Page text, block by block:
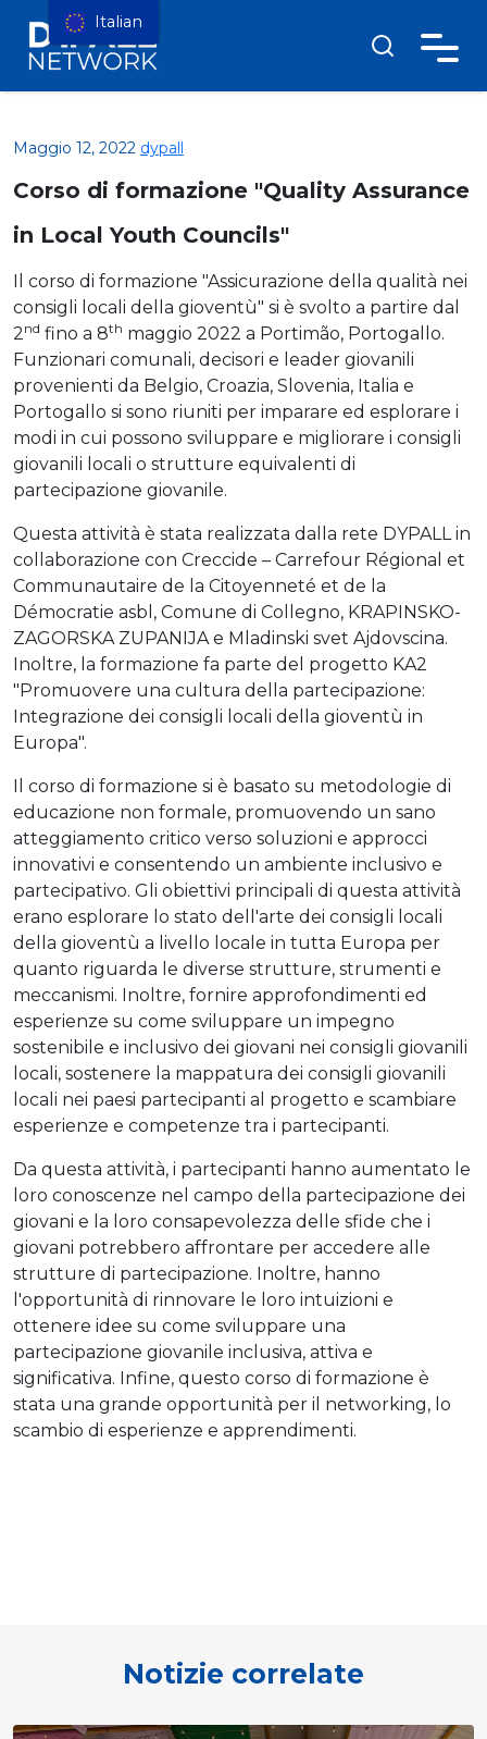
Maggio 12, 2022 dypall
Corso di formazione "Quality Assurance
in Local Youth Councils"
Il corso di formazione "Assicurazione della qualità nei
consigli locali della gioventù" si è svolto a partire dal
2nd fino a 8th maggio 2022 a Portimão, Portogallo.
Funzionari comunali, decisori e leader giovanili
provenienti da Belgio, Croazia, Slovenia, Italia e
Portogallo si sono riuniti per imparare ed esplorare i
modi in cui possono sviluppare e migliorare i consigli
giovanili locali o strutture equivalenti di
partecipazione giovanile.
Questa attività è stata realizzata dalla rete DYPALL in
collaborazione con Creccide – Carrefour Régional et
Communautaire de la Citoyenneté et de la
Démocratie asbl, Comune di Collegno, KRAPINSKO-
ZAGORSKA ZUPANIJA e Mladinski svet Ajdovscina.
Inoltre, la formazione fa parte del progetto KA2
"Promuovere una cultura della partecipazione:
Integrazione dei consigli locali della gioventù in
Europa".
Il corso di formazione si è basato su metodologie di
educazione non formale, promuovendo un sano
atteggiamento critico verso soluzioni e approcci
innovativi e consentendo un ambiente inclusivo e
partecipativo. Gli obiettivi principali di questa attività
erano esplorare lo stato dell'arte dei consigli locali
della gioventù a livello locale in tutta Europa per
quanto riguarda le diverse strutture, strumenti e
meccanismi. Inoltre, fornire approfondimenti ed
esperienze su come sviluppare un impegno
sostenibile e inclusivo dei giovani nei consigli giovanili
locali, sostenere la mappatura dei consigli giovanili
locali nei paesi partecipanti al progetto e scambiare
esperienze e competenze tra i partecipanti.
Da questa attività, i partecipanti hanno aumentato le
loro conoscenze nel campo della partecipazione dei
giovani e la loro consapevolezza delle sfide che i
giovani potrebbero affrontare per accedere alle
strutture di partecipazione. Inoltre, hanno
l'opportunità di rinnovare le loro intuizioni e
ottenere idee su come sviluppare una
partecipazione giovanile inclusiva, attiva e
significativa. Infine, questo corso di formazione è
stata una grande opportunità per il networking, lo
scambio di esperienze e apprendimenti.
Notizie correlate
Italian